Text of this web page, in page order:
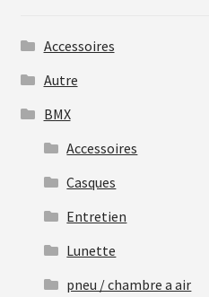
Accessoires
Autre
BMX
Accessoires
Casques
Entretien
Lunette
pneu / chambre a air